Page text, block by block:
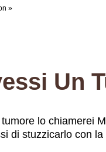
»
lo chiamerei
di stuzzicarlo con